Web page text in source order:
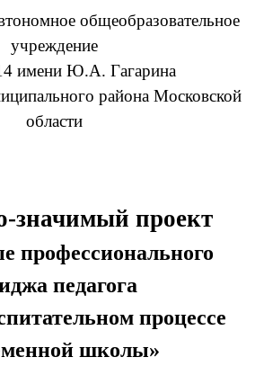
общеобразовательное
учреждение
имени Ю.А. Гагарина
района Московской
области
значимый проект
профессионального
педагога
процессе
школы»